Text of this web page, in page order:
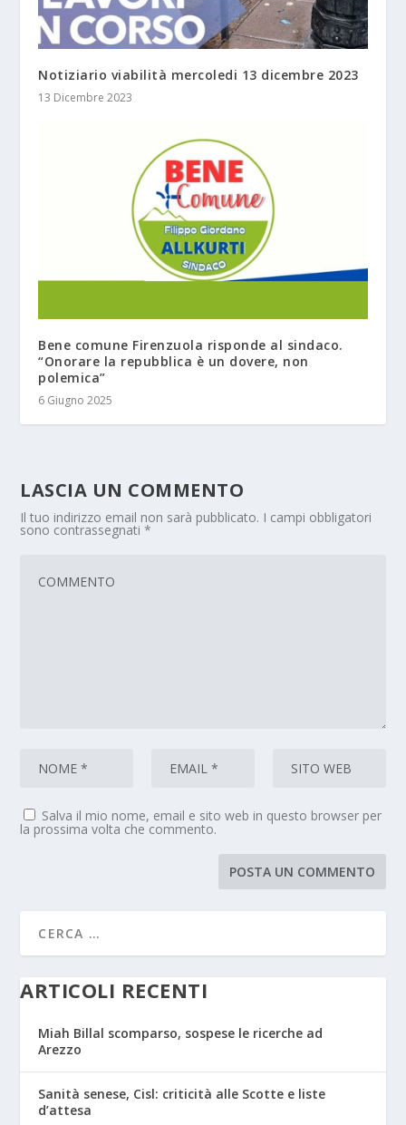
Notiziario viabilità mercoledi 13 dicembre 2023
13 Dicembre 2023
Bene comune Firenzuola risponde al sindaco.
“Onorare la repubblica è un dovere, non
polemica”
6 Giugno 2025
LASCIA UN COMMENTO
Il tuo indirizzo email non sarà pubblicato. I campi obbligatori
sono contrassegnati*
Salva il mio nome, email e sito web in questo browser per
la prossima volta che commento.
ARTICOLI RECENTI
Miah Billal scomparso, sospese le ricerche ad
Arezzo
Sanità senese, Cisl: criticità alle Scotte e liste
d’attesa